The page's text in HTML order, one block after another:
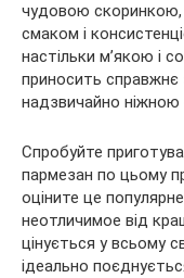
чудовою скоринкою,
смаком і
настільки м’якою і
приносить справжнє
надзвичайно
Спробуйте
пармезан по цьому
оціните це
неотличимое від
цінується у всьому
ідеально